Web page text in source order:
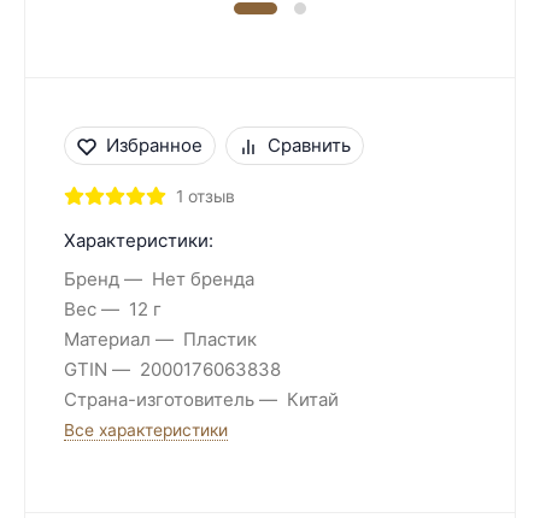
Избранное Сравнить
1 отзыв
Характеристики:
Бренд
Нет бренда
Вес
12 г
Материал
Пластик
GTIN
2000176063838
Страна-изготовитель
Китай
Все характеристики